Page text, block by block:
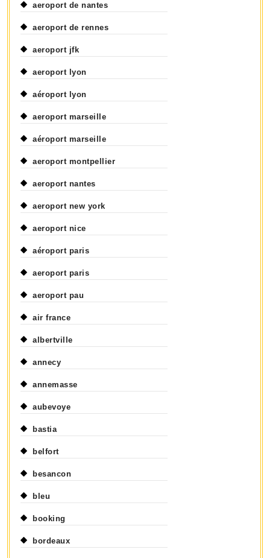
aeroport de nantes
aeroport de rennes
aeroport jfk
aeroport lyon
aéroport lyon
aeroport marseille
aéroport marseille
aeroport montpellier
aeroport nantes
aeroport new york
aeroport nice
aéroport paris
aeroport paris
aeroport pau
air france
albertville
annecy
annemasse
aubevoye
bastia
belfort
besancon
bleu
booking
bordeaux